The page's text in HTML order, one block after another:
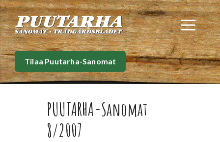
Siirry
sisältöön
Tilaa Puutarha-Sanomat
PUUTARHA-Sanomat
8/2007